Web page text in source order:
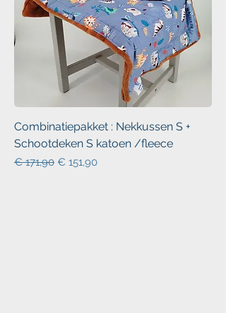
Combinatiepakket : Nekkussen S +
Schootdeken S katoen /fleece
Normale prijs
€ 171,90 Verkoopprijs
€ 151,90